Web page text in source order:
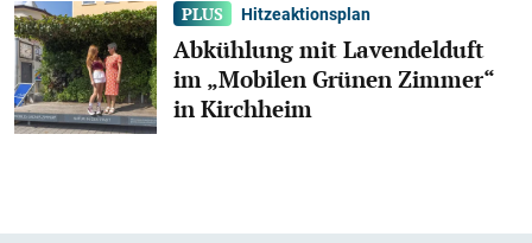
Hitzeaktionsplan
Abkühlung mit Lavendelduft
im „Mobilen Grünen Zimmer“
in Kirchheim